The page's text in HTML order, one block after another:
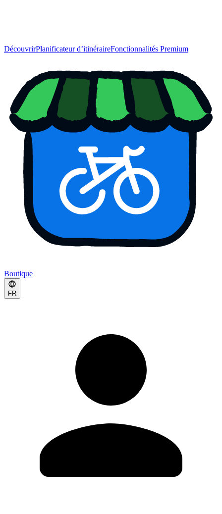
DécouvrirPlanificateur d’itinéraireFonctionnalités Premium
Boutique
FR